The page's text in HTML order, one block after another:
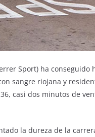
Sport) ha
sangre riojana y
casi dos minutos de
la dureza de la